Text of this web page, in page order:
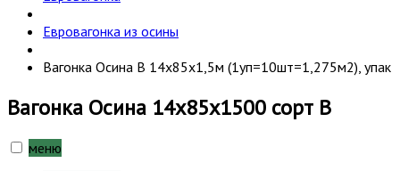
Евровагонка из осины
Вагонка Осина В 14х85х1,5м (1уп=10шт=1,275м2), упак
Вагонка Осина 14х85х1500 сорт В
меню